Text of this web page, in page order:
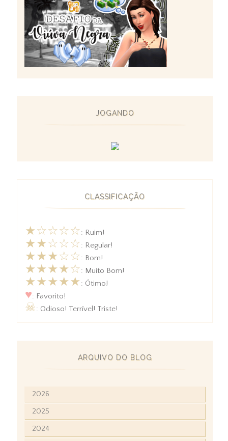
JOGANDO
CLASSIFICAÇÃO
★☆☆☆☆: Ruim!
★★☆☆☆: Regular!
★★★☆☆: Bom!
★★★★☆: Muito Bom!
★★★★★: Ótimo!
♥: Favorito!
☠: Odioso! Terrível! Triste!
ARQUIVO DO BLOG
2026
2025
2024